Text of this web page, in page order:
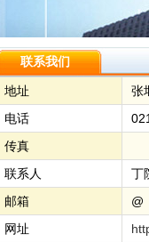
联系我们
地址
张
电话
传真
联系人
邮箱
@
网址